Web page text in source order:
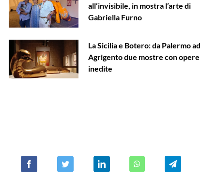
all’invisibile, in mostra l’arte di
Gabriella Furno
La Sicilia e Botero: da Palermo ad
Agrigento due mostre con opere
inedite